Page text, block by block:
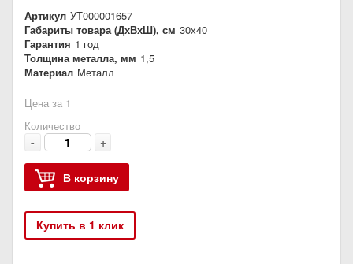
Артикул УТ000001657
Габариты товара (ДхВхШ), см 30х40
Гарантия 1 год
Толщина металла, мм 1,5
Материал Металл
Цена за 1
Количество
- +
В корзину
Купить в 1 клик